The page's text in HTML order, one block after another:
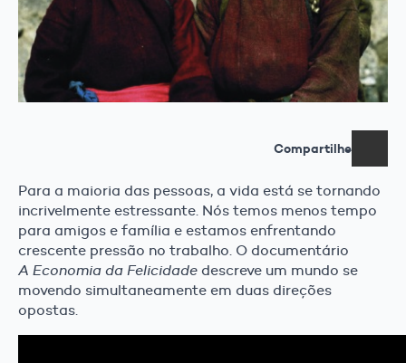
Compartilhe
Para a maioria das pessoas, a vida está se tornando
incrivelmente estressante. Nós temos menos tempo
para amigos e família e estamos enfrentando
crescente pressão no trabalho. O documentário
A Economia da Felicidade descreve um mundo se
movendo simultaneamente em duas direções
opostas.